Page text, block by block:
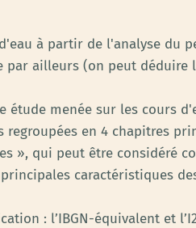
à partir de l'analyse du
ailleurs (on peut déduire
étude menée sur les cours
en 4 chapitres
», qui peut être considéré
caractéristiques
: l’IBGN-équivalent et